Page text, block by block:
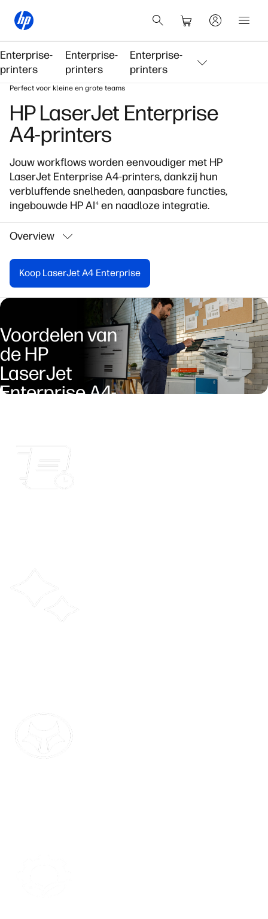
Enterprise-
printers
Enterprise-
printers
Enterprise-
printers
Perfect voor kleine en grote teams
HP LaserJet Enterprise
A4-printers
Jouw workflows worden eenvoudiger met HP
LaserJet Enterprise A4-printers, dankzij hun
verbluffende snelheden, aanpasbare functies,
ingebouwde HP AI 4 en naadloze integratie.
Overview
Koop LaserJet A4 Enterprise
Voordelen van
de HP
LaserJet
Enterprise A4-